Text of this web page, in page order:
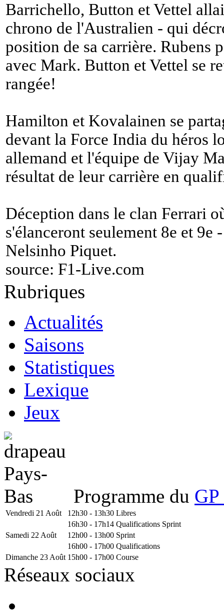
Barrichello, Button et Vettel
chrono de l'Australien - qui
position de sa carrière. Rubens
avec Mark. Button et Vettel se
rangée!
Hamilton et Kovalainen se
devant la Force India du héros
allemand et l'équipe de Vijay
résultat de leur carrière en
Déception dans le clan Ferrari
s'élanceront seulement 8e et 9e
Nelsinho Piquet.
source: F1-Live.com
Rubriques
Actualités
Saisons
Statistiques
Lexique
Jeux
Programme du
Vendredi 21 Août 12h30 - 13h30 Libres
16h30 - 17h14 Qualifications Sprint
Samedi 22 Août
12h00 - 13h00 Sprint
16h00 - 17h00 Qualifications
Dimanche 23 Août 15h00 - 17h00 Course
Réseaux sociaux